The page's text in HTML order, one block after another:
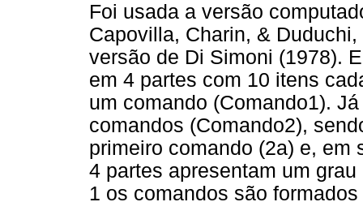
Foi usada a versão
Capovilla, Charin, &
versão de Di Simoni (1978).
em 4 partes com 10 itens
um comando (Comando1).
comandos (Comando2),
primeiro comando (2a) e, em
4 partes apresentam um
1 os comandos são